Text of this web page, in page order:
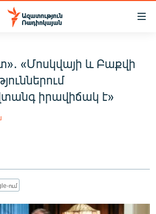
«Մոսկվայի և Բաքվի
իրավիճակ է»
ում